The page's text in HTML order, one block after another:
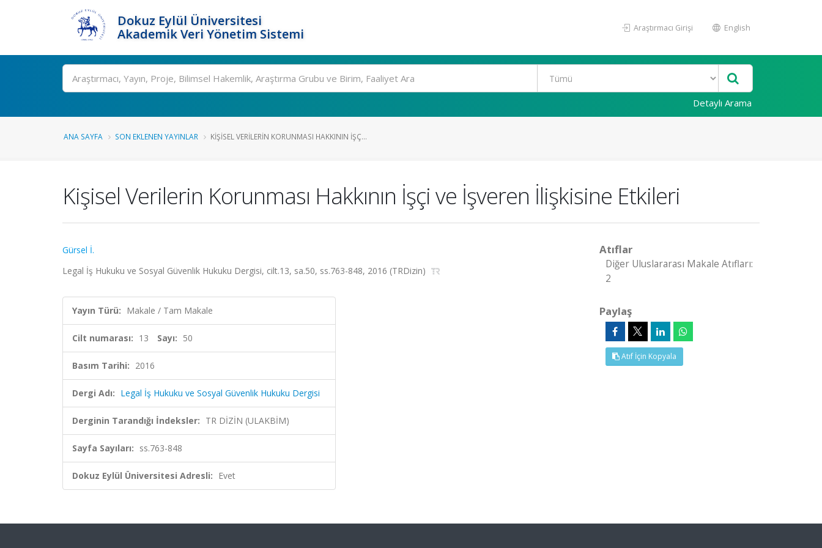
Dokuz Eylül Üniversitesi
Akademik Veri Yönetim Sistemi
Araştırmacı Girişi English
Ara
Detaylı Arama
ANA SAYFA SON EKLENEN YAYINLAR KIŞISEL VERILERIN KORUNMASI HAKKININ İŞÇ...
Kişisel Verilerin Korunması Hakkının İşçi ve İşveren İlişkisine Etkileri
Gürsel İ.
Legal İş Hukuku ve Sosyal Güvenlik Hukuku Dergisi, cilt.13, sa.50, ss.763-848, 2016 (TRDizin)
Yayın Türü: Makale / Tam Makale
Cilt numarası: 13 Sayı: 50
Basım Tarihi: 2016
Dergi Adı: Legal İş Hukuku ve Sosyal Güvenlik Hukuku Dergisi
Derginin Tarandığı İndeksler: TR DİZİN (ULAKBİM)
Sayfa Sayıları: ss.763-848
Dokuz Eylül Üniversitesi Adresli: Evet
Atıflar
Diğer Uluslararası Makale Atıfları:
2
Paylaş
Atıf İçin Kopyala